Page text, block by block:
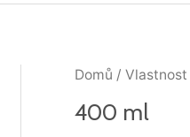
Domů /
400 ml